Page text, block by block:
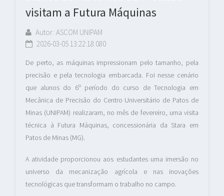
visitam a Futura Máquinas
Autor: ASCOM UNIPAM
2026-03-05 13:22:18.080
De perto, as máquinas impressionam pelo tamanho, pela
precisão e pela tecnologia embarcada. Foi nesse cenário
que alunos do 6º período do curso de Tecnologia em
Mecânica de Precisão do Centro Universitário de Patos de
Minas (UNIPAM) realizaram, no mês de fevereiro, uma visita
técnica à Futura Máquinas, concessionária da Stara em
Patos de Minas (MG).
A atividade proporcionou aos estudantes uma imersão no
universo da mecanização agrícola e nas inovações
tecnológicas que transformam o trabalho no campo.